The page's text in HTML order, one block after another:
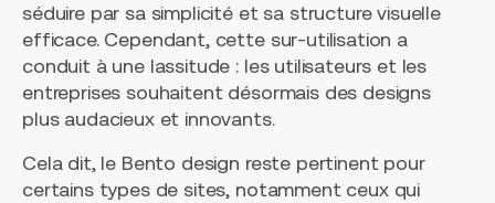
séduire par sa simplicité et sa structure visuelle
efficace. Cependant, cette sur-utilisation a
conduit à une lassitude : les utilisateurs et les
entreprises souhaitent désormais des designs
plus audacieux et innovants.
Cela dit, le Bento design reste pertinent pour
certains types de sites, notamment ceux qui